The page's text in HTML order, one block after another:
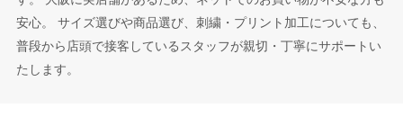
安心。 サイズ選びや商品選び、刺繍・プリント加工についても、
普段から店頭で接客しているスタッフが親切・丁寧にサポートい
たします。